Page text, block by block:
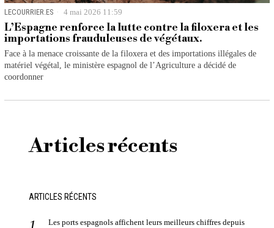
LECOURRIER.ES 4 mai 2026 11:59
L’Espagne renforce la lutte contre la filoxera et les
importations frauduleuses de végétaux.
Face à la menace croissante de la filoxera et des importations illégales de
matériel végétal, le ministère espagnol de l’Agriculture a décidé de
coordonner
Articles récents
ARTICLES RÉCENTS
Les ports espagnols affichent leurs meilleurs chiffres depuis